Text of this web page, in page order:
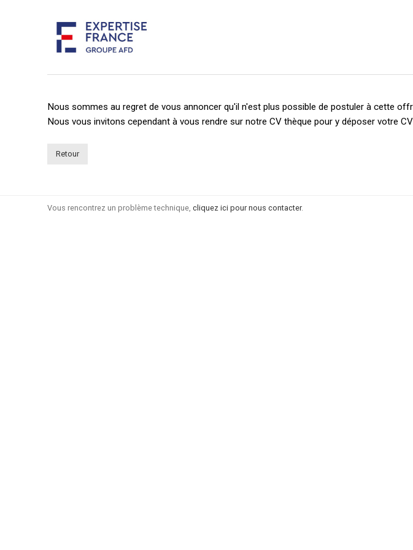
Nous sommes au regret de vous annoncer qu'il n'est plus possible de postuler à cette
Nous vous invitons cependant à vous rendre sur notre CV thèque pour y déposer votre
Retour
Vous rencontrez un problème technique, cliquez ici pour nous contacter.